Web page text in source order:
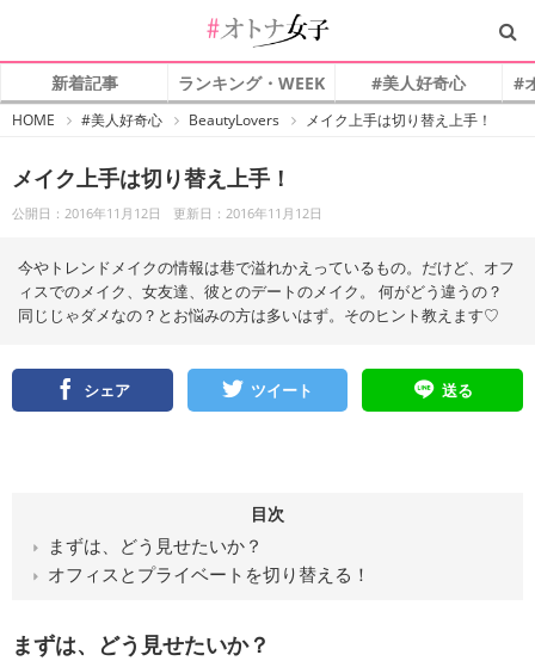
新着記事 ランキング・WEEK #美人好奇心 #
HOME
女
子
#美人好奇心 BeautyLovers メイク上手は切り替え上手！
メイク上手は切り替え上手！
公開日：2016年11月12日 更新日：2016年11月12日
今やトレンドメイクの情報は巷で溢れかえっているもの。だけど、オフ
ィスでのメイク、女友達、彼とのデートのメイク。 何がどう違うの？
同じじゃダメなの？とお悩みの方は多いはず。そのヒント教えます♡
シェア ツイート 送る
目次
まずは、どう見せたいか？
オフィスとプライベートを切り替える！
まずは、どう見せたいか？